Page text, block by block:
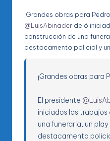
¡Grandes obras para
@LuisAbinader dejó
construcción de una
destacamento policial y
¡Grandes obras para
El presidente
iniciados los
una funeraria, un
destacamento